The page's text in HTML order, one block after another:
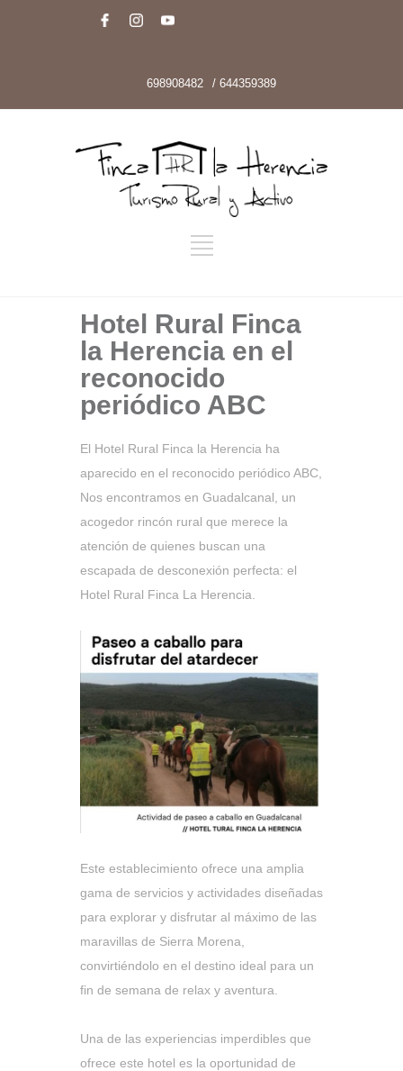
/ 644359389
698908482
Hotel Rural Finca
la Herencia en el
reconocido
periódico ABC
El Hotel Rural Finca la Herencia ha
aparecido en el reconocido periódico ABC,
Nos encontramos en Guadalcanal, un
acogedor rincón rural que merece la
atención de quienes buscan una
escapada de desconexión perfecta: el
Hotel Rural Finca La Herencia.
Este establecimiento ofrece una amplia
gama de servicios y actividades diseñadas
para explorar y disfrutar al máximo de las
maravillas de Sierra Morena,
convirtiéndolo en el destino ideal para un
fin de semana de relax y aventura.
Una de las experiencias imperdibles que
ofrece este hotel es la oportunidad de